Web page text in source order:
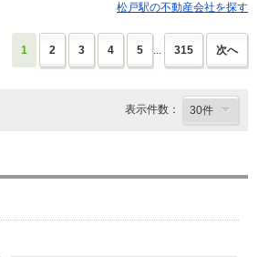
松戸駅の不動産会社を探す
1 2 3 4 5 ... 315 次へ
表示件数：